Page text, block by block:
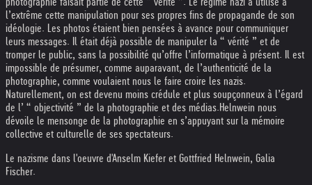
l’extrême cette manipulation pour ses propres fins de propagande de son
idéologie. Les photos étaient bien pensées à avance pour communiquer
leurs messages. Il était déjà possible de manipuler la “ vérité ” et de
tromper le public, sans la possibilité qu’offre l’informatique à présent. Il est
impossible de présumer, comme auparavant, de l’authenticité de la
photographie, comme voulaient nous le faire croire les nazis.
Naturellement, on est devenu moins crédule et plus soupçonneux à l’égard
de l’ “ objectivité ” de la photographie et des médias.Helnwein nous
dévoile le mensonge de la photographie en s’appuyant sur la mémoire
collective et culturelle de ses spectateurs.
Le nazisme dans l'oeuvre d'Anselm Kiefer et Gottfried Helnwein, Galia
Fischer.